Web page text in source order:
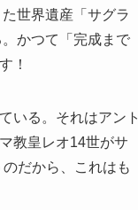
世界遺産「サグラ
かつて「完成まで
！
いる。それはアン
教皇レオ14世がサ
だから、これはも